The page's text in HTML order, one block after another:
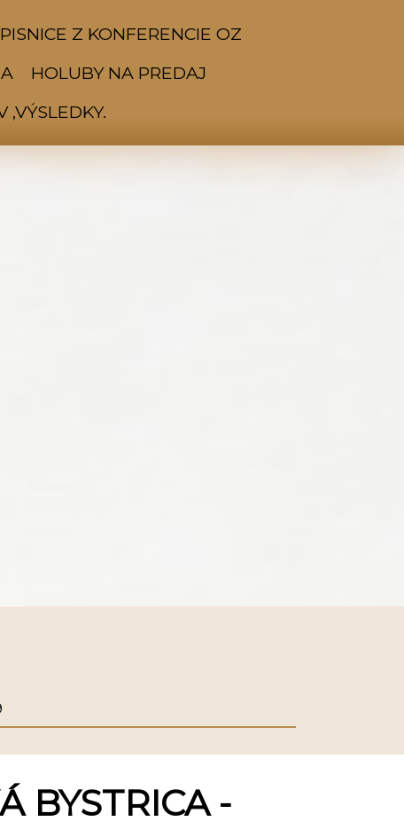
Z KONFERENCIE OZ
HOLUBY NA PREDAJ
,VÝSLEDKY.
BYSTRICA -